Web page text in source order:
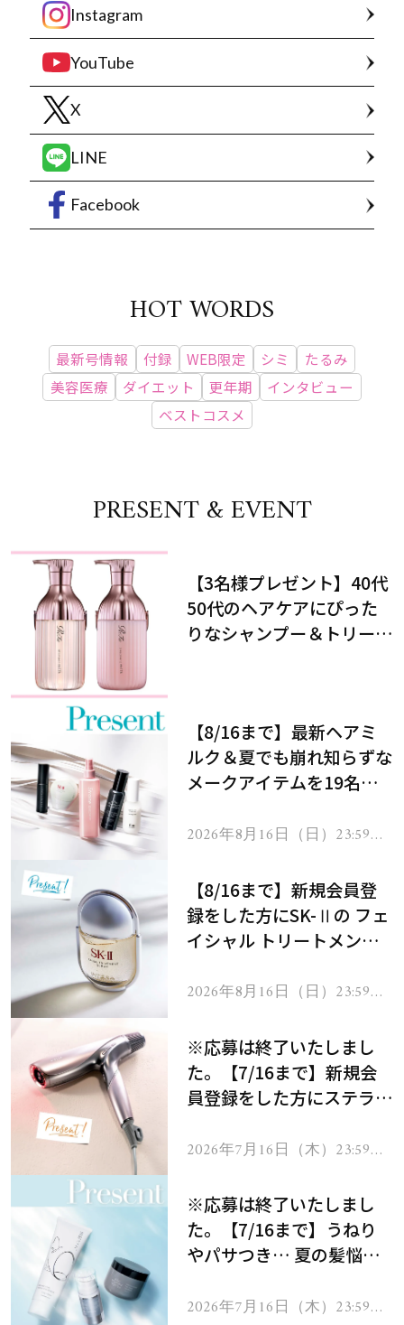
Instagram
YouTube
X
LINE
Facebook
HOT WORDS
最新号情報 付録 WEB限定 シミ
たるみ
美容医療
ダイエット 更年期
インタビュー
ベストコスメ
PRESENT & EVENT
【3名様プレゼント】40代
50代のヘアケアにぴった
りなシャンプー＆トリート
【8/16まで】最新ヘアミ
ルク＆夏でも崩れ知らずな
メークアイテムを19名様
2026年8月16日（日）23:59ま
【8/16まで】新規会員登
録をした方にSK-Ⅱの フェ
イシャル トリートメント
2026年8月16日（日）23:59ま
※応募は終了いたしまし
た。【7/16まで】新規会
員登録をした方にステラボ
ヘアドライヤー ジュエル
2026年7月16日（木）23:59ま
※応募は終了いたしまし
た。【7/16まで】うねり
やパサつき… 夏の髪悩み
ムを13名様にプレゼン
2026年7月16日（木）23:59ま